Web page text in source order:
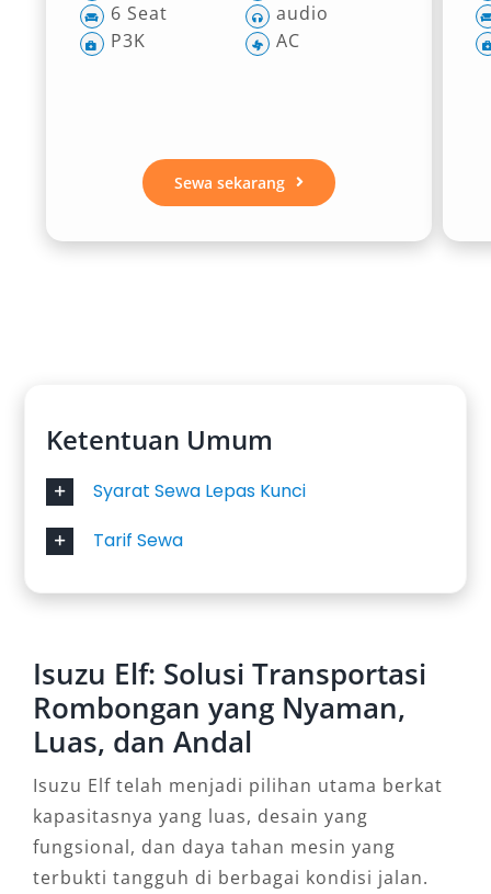
6 Seat
P3K
audio
AC
Sewa sekarang
Ketentuan Umum
Syarat Sewa Lepas Kunci
Tarif Sewa
Isuzu Elf: Solusi Transportasi
Rombongan yang Nyaman,
Luas, dan Andal
Isuzu Elf telah menjadi pilihan utama berkat
kapasitasnya yang luas, desain yang
fungsional, dan daya tahan mesin yang
terbukti tangguh di berbagai kondisi jalan.